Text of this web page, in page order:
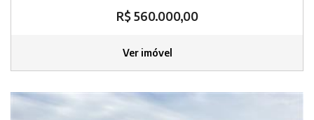
R$ 560.000,00
Ver imóvel